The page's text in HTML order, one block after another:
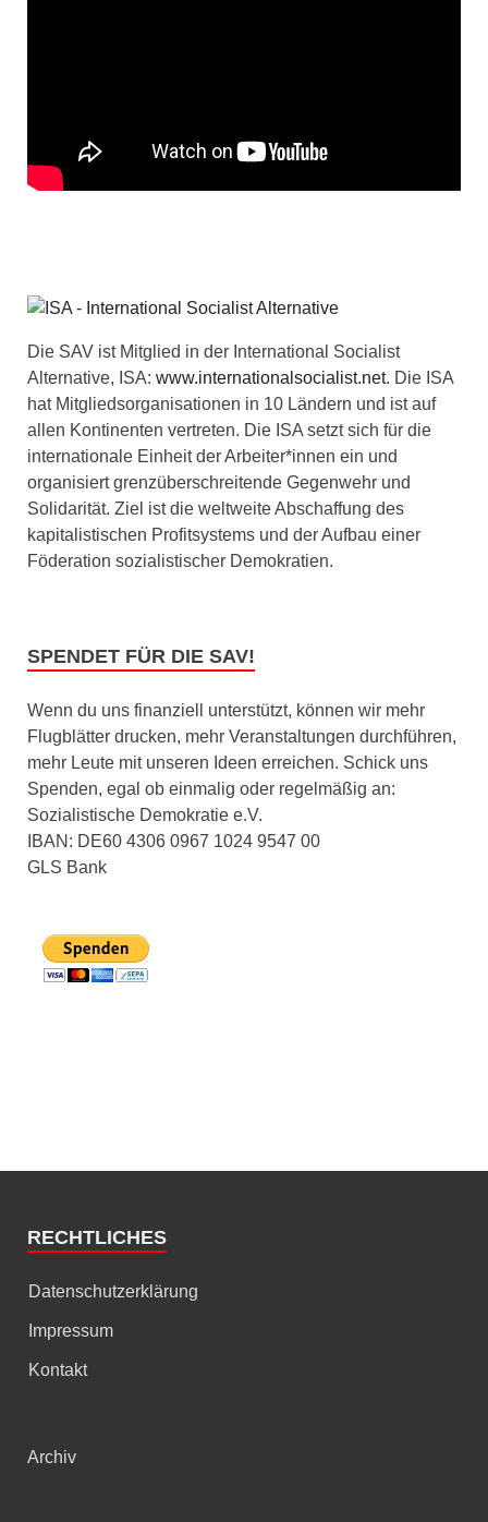
Die SAV ist Mitglied in der International Socialist
Alternative, ISA: www.internationalsocialist.net. Die ISA
hat Mitgliedsorganisationen in 10 Ländern und ist auf
allen Kontinenten vertreten. Die ISA setzt sich für die
internationale Einheit der Arbeiter*innen ein und
organisiert grenzüberschreitende Gegenwehr und
Solidarität. Ziel ist die weltweite Abschaffung des
kapitalistischen Profitsystems und der Aufbau einer
Föderation sozialistischer Demokratien.
SPENDET FÜR DIE SAV!
Wenn du uns finanziell unterstützt, können wir mehr
Flugblätter drucken, mehr Veranstaltungen durchführen,
mehr Leute mit unseren Ideen erreichen. Schick uns
Spenden, egal ob einmalig oder regelmäßig an:
Sozialistische Demokratie e.V.
IBAN: DE60 4306 0967 1024 9547 00
GLS Bank
RECHTLICHES
Datenschutzerklärung
Impressum
Kontakt
Archiv